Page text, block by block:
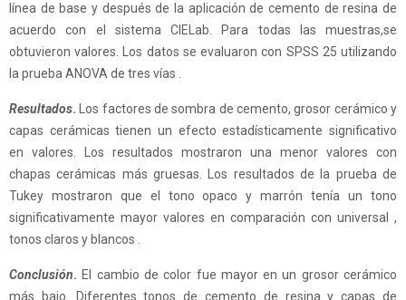
línea de base y después de la aplicación de cemento de resina de
acuerdo con el sistema CIELab. Para todas las muestras,se
obtuvieron valores. Los datos se evaluaron con SPSS 25 utilizando
la prueba ANOVA de tres vías .
Resultados. Los factores de sombra de cemento, grosor cerámico y
capas cerámicas tienen un efecto estadísticamente significativo
en valores. Los resultados mostraron una menor valores con
chapas cerámicas más gruesas. Los resultados de la prueba de
Tukey mostraron que el tono opaco y marrón tenía un tono
significativamente mayor valores en comparación con universal ,
tonos claros y blancos .
Conclusión. El cambio de color fue mayor en un grosor cerámico
más bajo. Diferentes tonos de cemento de resina y capas de